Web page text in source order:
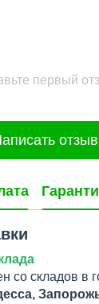
первый
отзыв
со складов в